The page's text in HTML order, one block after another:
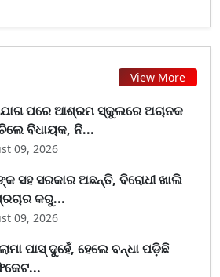
View More
ପରେ ଆଶ୍ରମ ସ୍କୁଲରେ ଅଚାନକ
ବିଧାୟକ, ନି...
09, 2026
ସହ ସରକାର ଅଛନ୍ତି, ବିରୋଧୀ ଖାଲି
କରୁ...
09, 2026
ପାସ୍ ଦୁହେଁ, ହେଲେ ବନ୍ଧା ପଡ଼ିଛି